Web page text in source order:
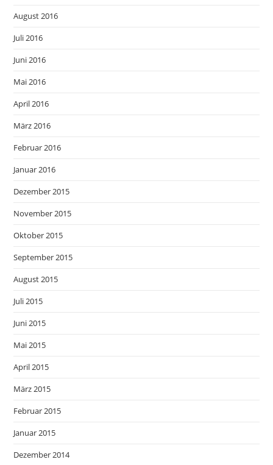
August 2016
Juli 2016
Juni 2016
Mai 2016
April 2016
März 2016
Februar 2016
Januar 2016
Dezember 2015
November 2015
Oktober 2015
September 2015
August 2015
Juli 2015
Juni 2015
Mai 2015
April 2015
März 2015
Februar 2015
Januar 2015
Dezember 2014